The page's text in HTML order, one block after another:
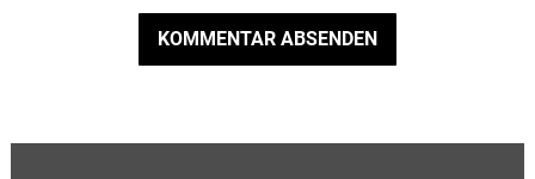
KOMMENTAR ABSENDEN